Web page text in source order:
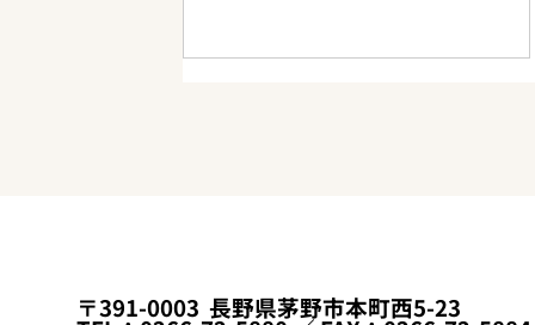
夫婦間の別荘売買、いくら安
〒391-0003 長野県茅野市本町西5-23